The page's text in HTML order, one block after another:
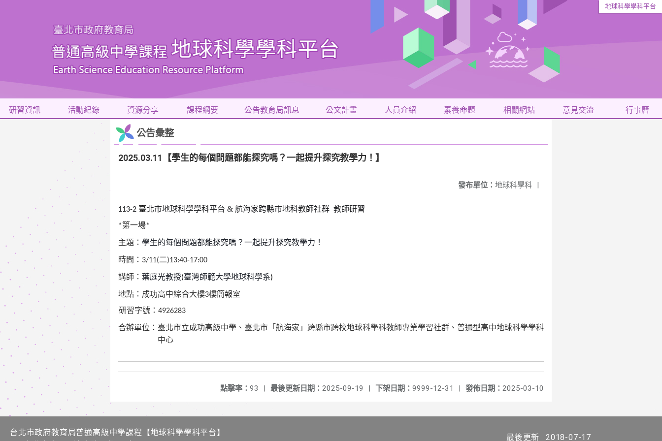
地球科學學科平台
研習資訊 活動紀錄 資源分享 課程綱要 公告教育局訊息 公文計畫 人員介紹 素養命題 相關網站 意見交流 行事曆
公告彙整
2025.03.11【學生的每個問題都能探究嗎？一起提升探究教學力！】
發布單位： 地球科學科 |
113-2 臺北市地球科學學科平台 & 航海家跨縣市地科教師社群 教師研習
*第一場*
主題： 學生的每個問題都能探究嗎？一起提升探究教學力！
時間： 3/11(二)13:40-17:00
講師： 葉庭光教授(臺灣師範大學地球科學系)
地點：成功高中綜合大樓3樓簡報室
研習字號： 4926283
合辦單位： 臺北市立成功高級中學、臺北市「航海家」跨縣市跨校地球科學科教師專業學習社群、普通型高中地球科學學科
中心
發佈日期： 2025-03-10
下架日期： 9999-12-31 |
最後更新日期： 2025-09-19 |
點擊率： 93 |
台北市政府教育局普通高級中學課程​【​地球科學學科平台】
最後更新 2018-07-17